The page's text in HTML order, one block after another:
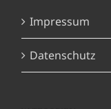
Impressum
Datenschutz